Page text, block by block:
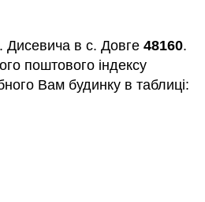
Дисевича в с. Довге 48160.
поштового індексу
Вам будинку в таблиці: